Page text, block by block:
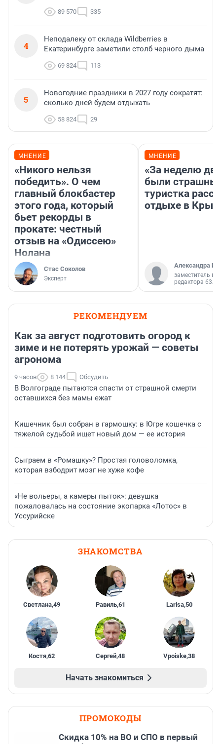
89 570 335
4
Неподалеку от склада Wildberries в
Екатеринбурге заметили столб черного дыма
69 824 113
5
Новогодние праздники в 2027 году сократят:
сколько дней будем отдыхать
58 824 29
МНЕНИЕ
«Никого нельзя
победить». О чем
главный блокбастер
этого года, который
бьет рекорды в
прокате: честный
отзыв на «Одиссею»
Нолана
Стас Соколов
Эксперт
МНЕНИЕ
«За неделю
были
туристка
отдыхе в
Александра
заместитель
редактора 63.RU
РЕКОМЕНДУЕМ
Как за август подготовить огород к
зиме и не потерять урожай — советы
агронома
9 часов 8 144 Обсудить
В Волгограде пытаются спасти от страшной смерти
оставшихся без мамы ежат
Кишечник был собран в гармошку: в Югре кошечка с
тяжелой судьбой ищет новый дом — ее история
Сыграем в «Ромашку»? Простая головоломка,
которая взбодрит мозг не хуже кофе
«Не вольеры, а камеры пыток»: девушка
пожаловалась на состояние экопарка «Лотос» в
Уссурийске
ЗНАКОМСТВА
Светлана,49 Равиль,61 Larisa,50
Костя,62 Сергей,48 Vpoiske,38
Начать знакомиться
ПРОМОКОДЫ
Скидка 10% на ВО и СПО в первый